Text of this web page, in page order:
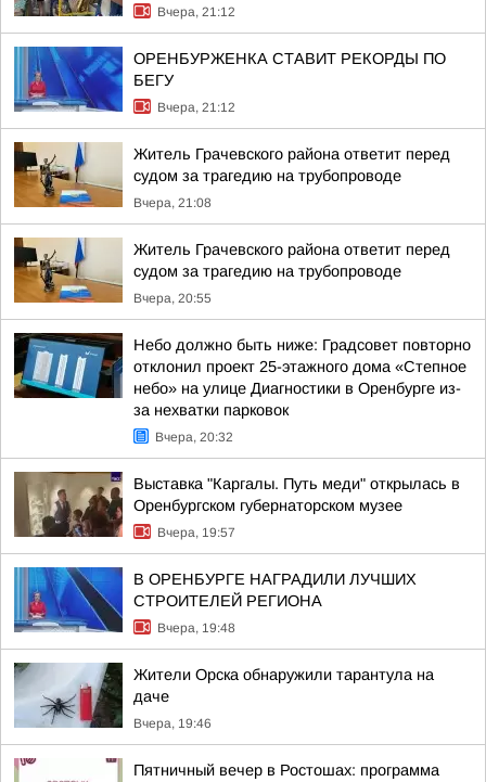
Вчера, 21:12
ОРЕНБУРЖЕНКА СТАВИТ РЕКОРДЫ ПО
БЕГУ
Вчера, 21:12
Житель Грачевского района ответит перед
судом за трагедию на трубопроводе
Вчера, 21:08
Житель Грачевского района ответит перед
судом за трагедию на трубопроводе
Вчера, 20:55
Небо должно быть ниже: Градсовет повторно
отклонил проект 25-этажного дома «Степное
небо» на улице Диагностики в Оренбурге из-
за нехватки парковок
Вчера, 20:32
Выставка "Каргалы. Путь меди" открылась в
Оренбургском губернаторском музее
Вчера, 19:57
В ОРЕНБУРГЕ НАГРАДИЛИ ЛУЧШИХ
СТРОИТЕЛЕЙ РЕГИОНА
Вчера, 19:48
Жители Орска обнаружили тарантула на
даче
Вчера, 19:46
Пятничный вечер в Ростошах: программа